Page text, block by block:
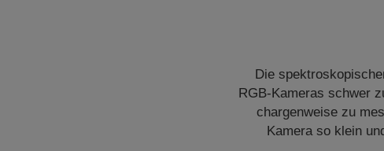
Die
RGB-Kameras schwer
chargenweise zu
Kamera so klein